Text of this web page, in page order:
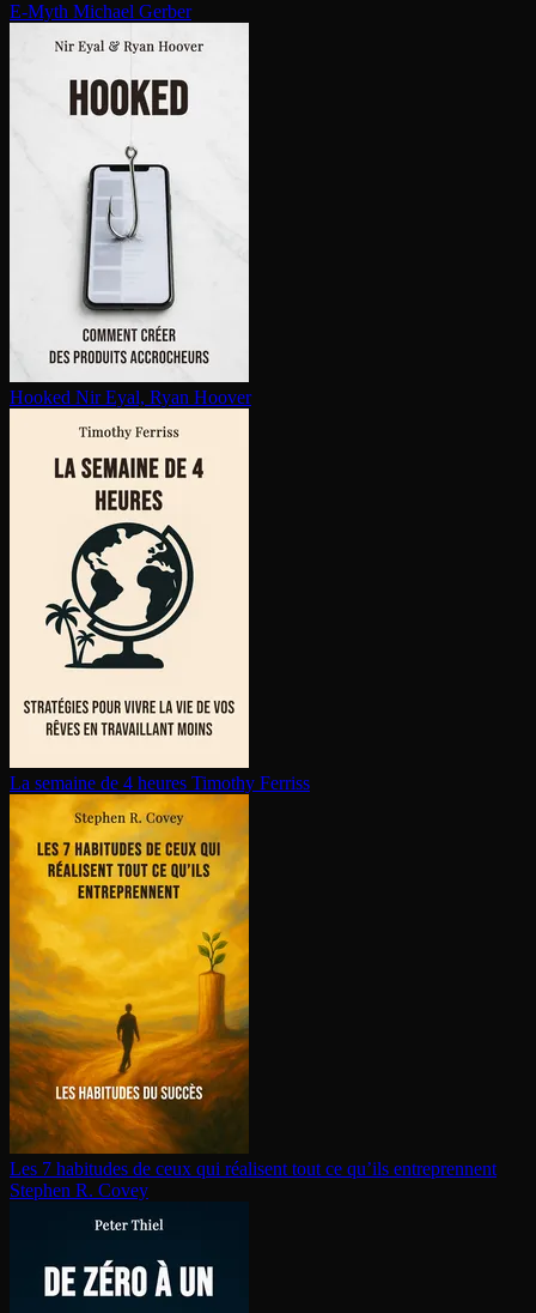
E-Myth Michael Gerber
Hooked Nir Eyal, Ryan Hoover
La semaine de 4 heures Timothy Ferriss
Les 7 habitudes de ceux qui réalisent tout ce qu’ils en­tre­prennent
Stephen R. Covey